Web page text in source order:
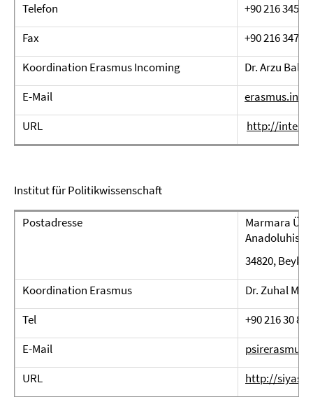
Telefon
+90 216 345
Fax
+90 216 347
Koordination Erasmus Incoming
Dr. Arzu
E-Mail
URL
http://
Institut für Politikwissenschaft
Postadresse
Marmara
34820,
Koordination Erasmus
Dr. Zuhal
Tel
+90 216 30
E-Mail
URL
http://